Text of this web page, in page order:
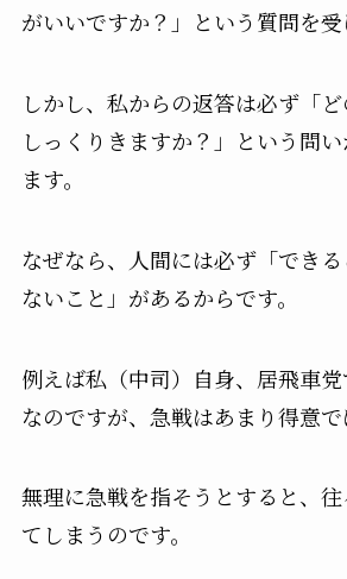
がいいですか？」という質問を受
しかし、私からの返答は必ず「
しっくりきますか？」という問
ます。
なぜなら、人間には必ず「でき
ないこと」があるからです。
例えば私（中司）自身、居飛車
なのですが、急戦はあまり得意で
無理に急戦を指そうとすると、
てしまうのです。